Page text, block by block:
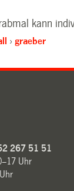
kann
graeber
267 51 51
Uhr